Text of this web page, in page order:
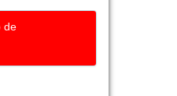
de